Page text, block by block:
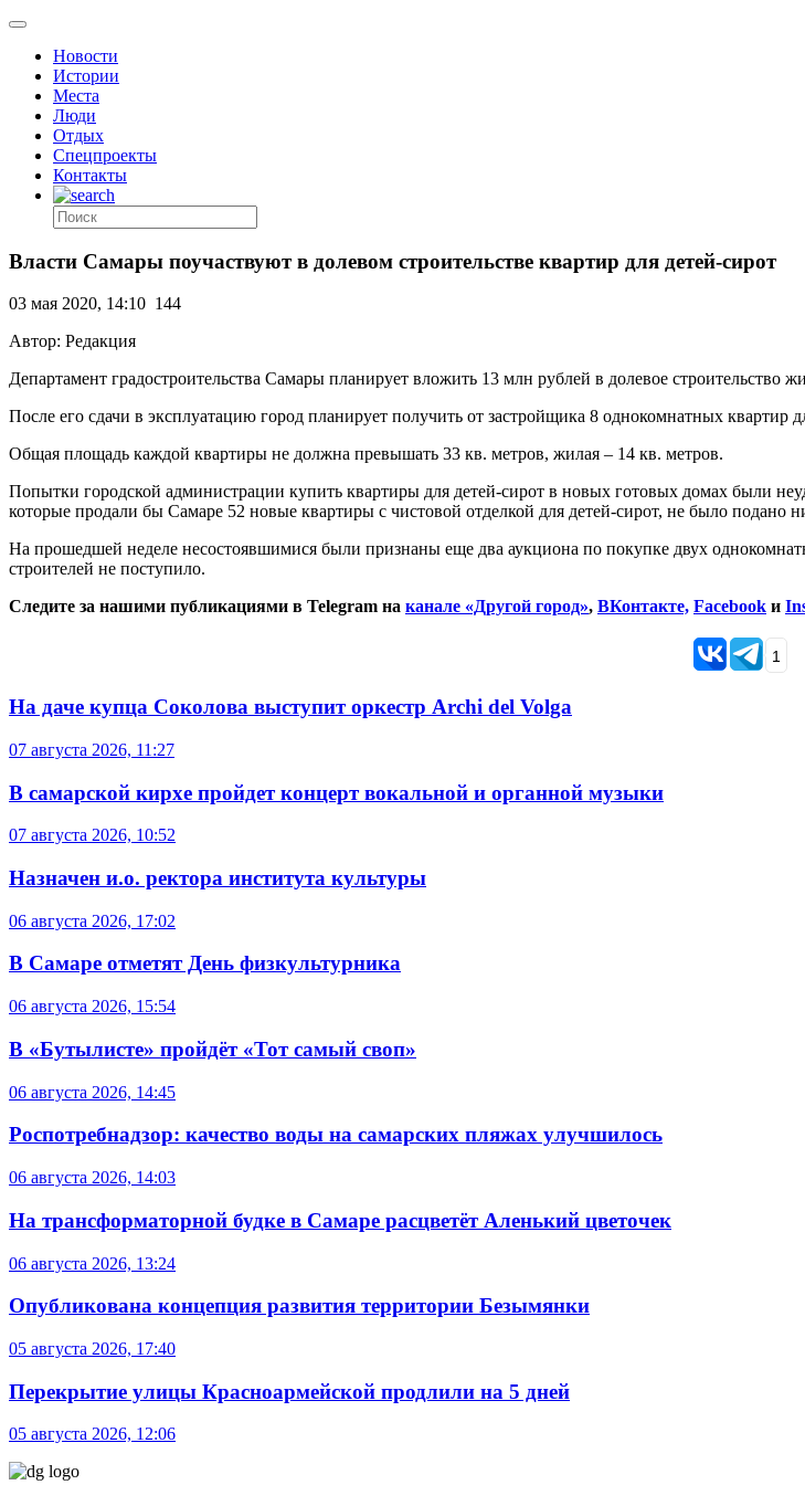
Новости
Истории
Места
Люди
Отдых
Спецпроекты
Контакты
Власти Самары поучаствуют в долевом строительстве квартир для детей-сирот
03 мая 2020, 14:10 144
Автор: Редакция
Департамент градостроительства Самары планирует вложить 13 млн рублей в долевое строительство
После его сдачи в эксплуатацию город планирует получить от застройщика 8 однокомнатных квартир
Общая площадь каждой квартиры не должна превышать 33 кв. метров, жилая – 14 кв. метров.
Попытки городской администрации купить квартиры для детей-сирот в новых готовых домах были
которые продали бы Самаре 52 новые квартиры с чистовой отделкой для детей-сирот, не было подано
На прошедшей неделе несостоявшимися были признаны еще два аукциона по покупке двух
строителей не поступило.
Следите за нашими публикациями в Telegram на канале «Другой город», ВКонтакте, Facebook и
1
На даче купца Соколова выступит оркестр Archi del Volga
07 августа 2026, 11:27
В самарской кирхе пройдет концерт вокальной и органной музыки
07 августа 2026, 10:52
Назначен и.о. ректора института культуры
06 августа 2026, 17:02
В Самаре отметят День физкультурника
06 августа 2026, 15:54
В «Бутылисте» пройдёт «Тот самый своп»
06 августа 2026, 14:45
Роспотребнадзор: качество воды на самарских пляжах улучшилось
06 августа 2026, 14:03
На трансформаторной будке в Самаре расцветёт Аленький цветочек
06 августа 2026, 13:24
Опубликована концепция развития территории Безымянки
05 августа 2026, 17:40
Перекрытие улицы Красноармейской продлили на 5 дней
05 августа 2026, 12:06